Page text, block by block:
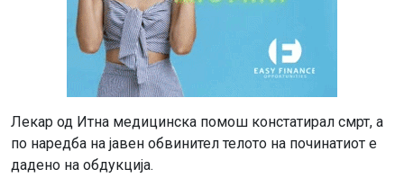
Лекар од Итна медицинска помош констатирал смрт, а
по наредба на јавен обвинител телото на починатиот е
дадено на обдукција.